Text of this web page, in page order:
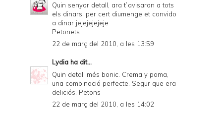
Quin senyor detall, ara t`avisaran a tots
els dinars, per cert diumenge et convido
a dinar jejejejejeje
Petonets
22 de març del 2010, a les 13:59
Lydia ha dit...
Quin detall més bonic. Crema y poma,
una combinació perfecte. Segur que era
deliciós. Petons
22 de març del 2010, a les 14:02